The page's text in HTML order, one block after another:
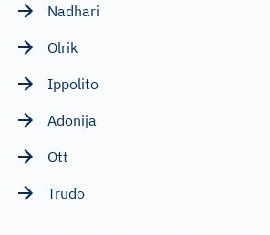
Nadhari
Olrik
Ippolito
Adonija
Ott
Trudo